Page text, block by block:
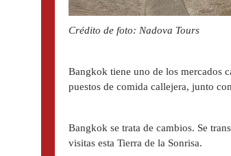
Crédito de foto: Nadova Tours
Bangkok tiene uno de los mercados
puestos de comida callejera, junto
Bangkok se trata de cambios. Se
visitas esta Tierra de la Sonrisa.